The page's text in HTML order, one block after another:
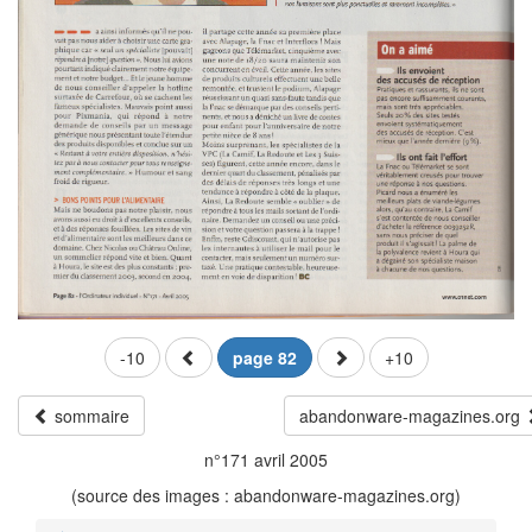
-10 page 82 +10
sommaire
abandonware-magazines.org
n°171 avril 2005
(source des images : abandonware-magazines.org)